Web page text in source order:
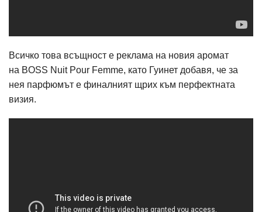
Всичко това всъщност е реклама на новия аромат
на BOSS Nuit Pour Femmе, като Гуинет добавя, че за
нея парфюмът е финалният щрих към перфектната
визия.